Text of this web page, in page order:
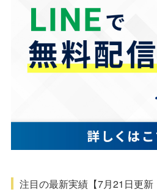
注目の最新実績【7月21日更新